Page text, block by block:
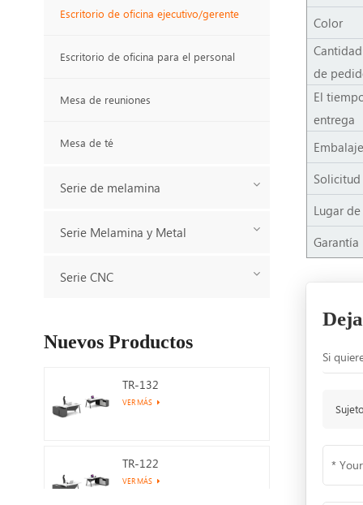
Color
de
El
entrega
Embalaje
Solicitud
Lugar
Garantía
Si
Escritorio de oficina ejecutivo/gerente
Escritorio de oficina para el personal
Mesa de reuniones
Mesa de té
Serie de melamina
Serie Melamina y Metal
Serie CNC
Nuevos Productos
TR-132
VER MÁS
TR-122
VER MÁS